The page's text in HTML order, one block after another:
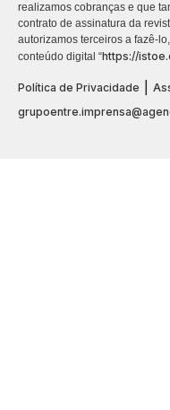
realizamos cobranças e que
contrato de assinatura da
autorizamos terceiros a fazê-
conteúdo digital “https://
Política de Privacidade